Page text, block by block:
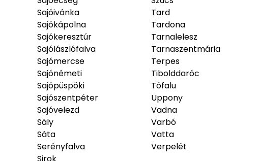
Sajóivánka
Sajókápolna
Sajókeresztúr
Sajólászlófalva
Sajómercse
Sajónémeti
Sajópüspöki
Sajószentpéter
Sajóvelezd
Sály
Sáta
Serényfalva
Tard
Tardona
Tarnalelesz
Tarnaszentmária
Terpes
Tibolddaróc
Tófalu
Uppony
Vadna
Varbó
Vatta
Verpelét